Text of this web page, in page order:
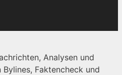
Analysen und
Faktencheck und